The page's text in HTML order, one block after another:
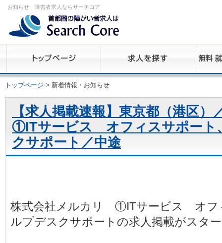
お知らせ｜障害者求人ならサーチコア
トップページ > 新着情報・お知らせ
【求人掲載速報】東京都（港区
①ITサービス オフィスサポート
クサポート／中途
株式会社メルカリ ①ITサービス オフ
ルプデスクサポートの求人掲載がスタ